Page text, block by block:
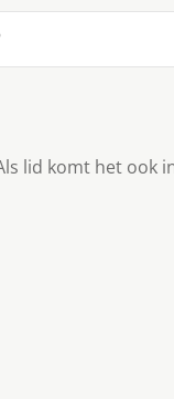
lid komt het ook